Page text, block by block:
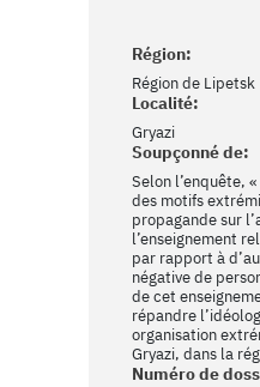
Région:
Région de Lipetsk
Localité:
Gryazi
Soupçonné de:
Selon l’enquête,
des motifs
propagande sur
l’enseignement
par rapport à
négative de
de cet
répandre
organisation
Gryazi, dans la
Numéro de